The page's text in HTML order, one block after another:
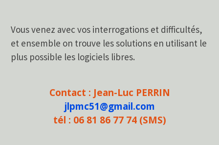
Vous venez avec vos interrogations et difficultés,
et ensemble on trouve les solutions en utilisant le
plus possible les logiciels libres.
Contact : Jean-Luc PERRIN
jlpmc51@gmail.com
tél : 06 81 86 77 74 (SMS)